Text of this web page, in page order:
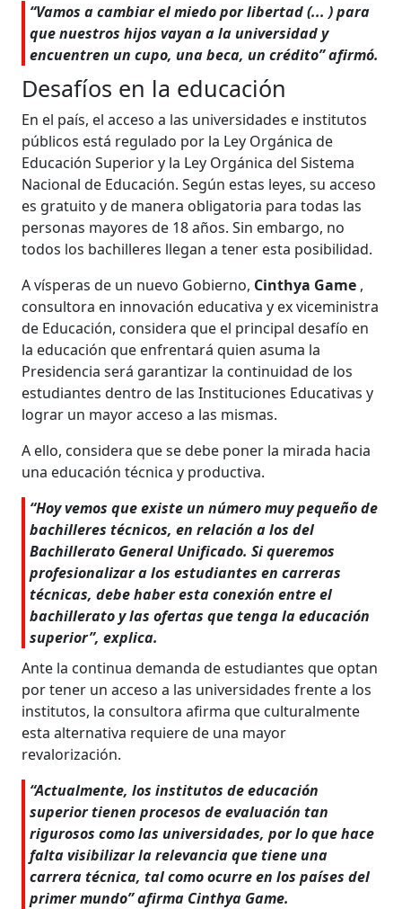
“Vamos a cambiar el miedo por libertad (... ) para
que nuestros hijos vayan a la universidad y
encuentren un cupo, una beca, un crédito” afirmó.
Desafíos en la educación
En el país, el acceso a las universidades e institutos
públicos está regulado por la Ley Orgánica de
Educación Superior y la Ley Orgánica del Sistema
Nacional de Educación. Según estas leyes, su acceso
es gratuito y de manera obligatoria para todas las
personas mayores de 18 años. Sin embargo, no
todos los bachilleres llegan a tener esta posibilidad.
A vísperas de un nuevo Gobierno, Cinthya Game ,
consultora en innovación educativa y ex viceministra
de Educación, considera que el principal desafío en
la educación que enfrentará quien asuma la
Presidencia será garantizar la continuidad de los
estudiantes dentro de las Instituciones Educativas y
lograr un mayor acceso a las mismas.
A ello, considera que se debe poner la mirada hacia
una educación técnica y productiva.
“Hoy vemos que existe un número muy pequeño de
bachilleres técnicos, en relación a los del
Bachillerato General Unificado. Si queremos
profesionalizar a los estudiantes en carreras
técnicas, debe haber esta conexión entre el
bachillerato y las ofertas que tenga la educación
superior”, explica.
Ante la continua demanda de estudiantes que optan
por tener un acceso a las universidades frente a los
institutos, la consultora afirma que culturalmente
esta alternativa requiere de una mayor
revalorización.
“Actualmente, los institutos de educación
superior tienen procesos de evaluación tan
rigurosos como las universidades, por lo que hace
falta visibilizar la relevancia que tiene una
carrera técnica, tal como ocurre en los países del
primer mundo” afirma Cinthya Game.